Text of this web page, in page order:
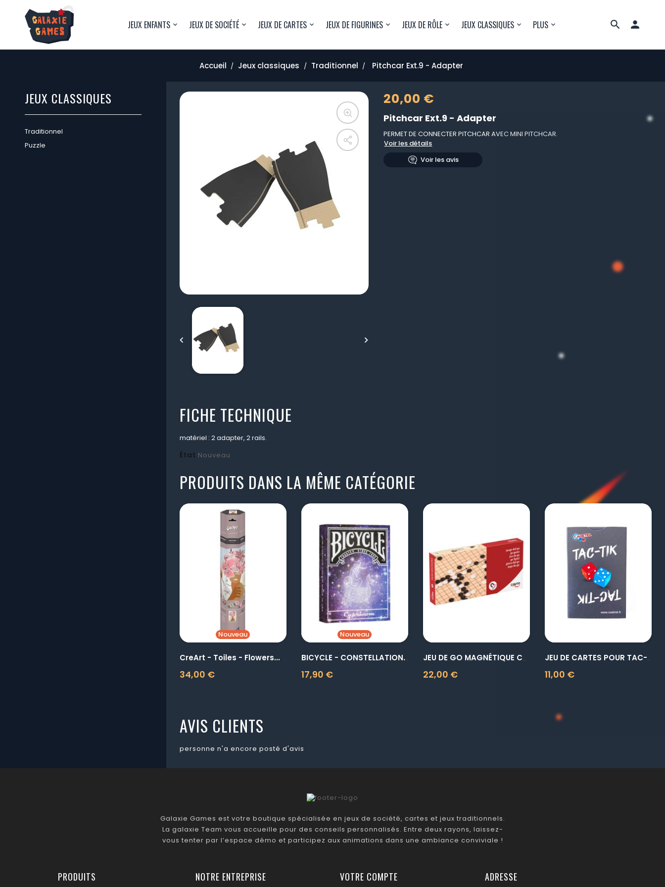

JEUX ENFANTS JEUX DE SOCIÉTÉ JEUX DE CARTES JEUX DE FIGURINES JEUX DE RÔLE JEUX CLASSIQUES PLUS
Accueil Jeux classiques Traditionnel Pitchcar Ext.9 - Adapter
JEUX CLASSIQUES
Traditionnel
Puzzle
 
20,00 €
Pitchcar Ext.9 - Adapter
PERMET DE CONNECTER PITCHCAR AVEC MINI PITCHCAR.
Voir les détails
Voir les avis
FICHE TECHNIQUE
matériel : 2 adapter, 2 rails.
État Nouveau
PRODUITS DANS LA MÊME CATÉGORIE
visibility
Nouveau
CreArt - Toiles - Flowers...
34,00 €
Prix
visibility
Nouveau
BICYCLE - CONSTELLATION...
17,90 €
Prix
visibility
JEU DE GO MAGNÉTIQUE CAYRO
22,00 €
Prix
visibility
JEU DE CARTES POUR TAC-TIK
11,00 €
Prix
AVIS CLIENTS
personne n'a encore posté d'avis
Galaxie Games est votre boutique spécialisée en jeux de société, cartes et jeux traditionnels.
La galaxie Team vous accueille pour des conseils personnalisés. Entre deux rayons, laissez-
vous tenter par l’espace démo et participez aux animations dans une ambiance conviviale !
PRODUITS NOTRE ENTREPRISE VOTRE COMPTE ADRESSE